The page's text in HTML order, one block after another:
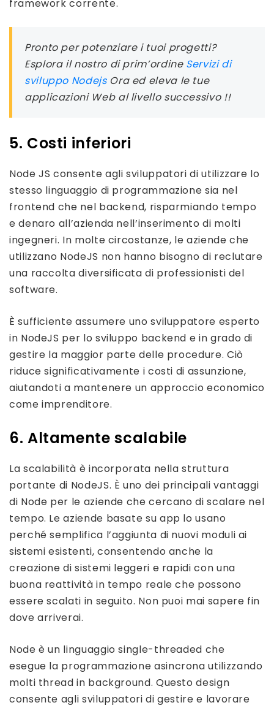
framework corrente.
Pronto per potenziare i tuoi progetti?
Esplora il nostro di prim’ordine Servizi di
sviluppo NodejsOra ed eleva le tue
applicazioni Web al livello successivo !!
5. Costi inferiori
Node JS consente agli sviluppatori di utilizzare lo
stesso linguaggio di programmazione sia nel
frontend che nel backend, risparmiando tempo
e denaro all’azienda nell’inserimento di molti
ingegneri. In molte circostanze, le aziende che
utilizzano NodeJS non hanno bisogno di reclutare
una raccolta diversificata di professionisti del
software.
È sufficiente assumere uno sviluppatore esperto
in NodeJS per lo sviluppo backend e in grado di
gestire la maggior parte delle procedure. Ciò
riduce significativamente i costi di assunzione,
aiutandoti a mantenere un approccio economico
come imprenditore.
6. Altamente scalabile
La scalabilità è incorporata nella struttura
portante di NodeJS. È uno dei principali vantaggi
di Node per le aziende che cercano di scalare nel
tempo. Le aziende basate su app lo usano
perché semplifica l’aggiunta di nuovi moduli ai
sistemi esistenti, consentendo anche la
creazione di sistemi leggeri e rapidi con una
buona reattività in tempo reale che possono
essere scalati in seguito. Non puoi mai sapere fin
dove arriverai.
Node è un linguaggio single-threaded che
esegue la programmazione asincrona utilizzando
molti thread in background. Questo design
consente agli sviluppatori di gestire e lavorare